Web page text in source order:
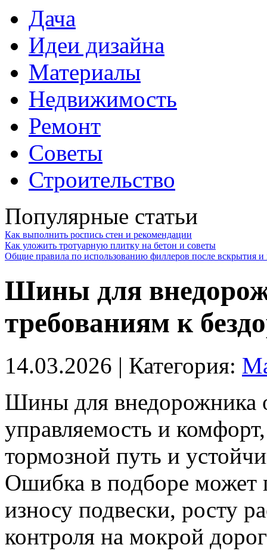
Дача
Идеи дизайна
Материалы
Недвижимость
Ремонт
Советы
Строительство
Популярные статьи
Как выполнить роспись стен и рекомендации
Как уложить тротуарную плитку на бетон и советы
Общие правила по использованию филлеров после вскрытия и
Шины для
требованиям к
14.03.2026 | Категория:
Шины для внедорожника
управляемость и
тормозной путь и
Ошибка в подборе может
износу подвески, росту
контроля на мокрой